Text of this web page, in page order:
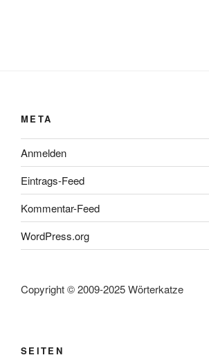
META
Anmelden
Eintrags-Feed
Kommentar-Feed
WordPress.org
Copyright © 2009-2025 Wörterkatze
SEITEN